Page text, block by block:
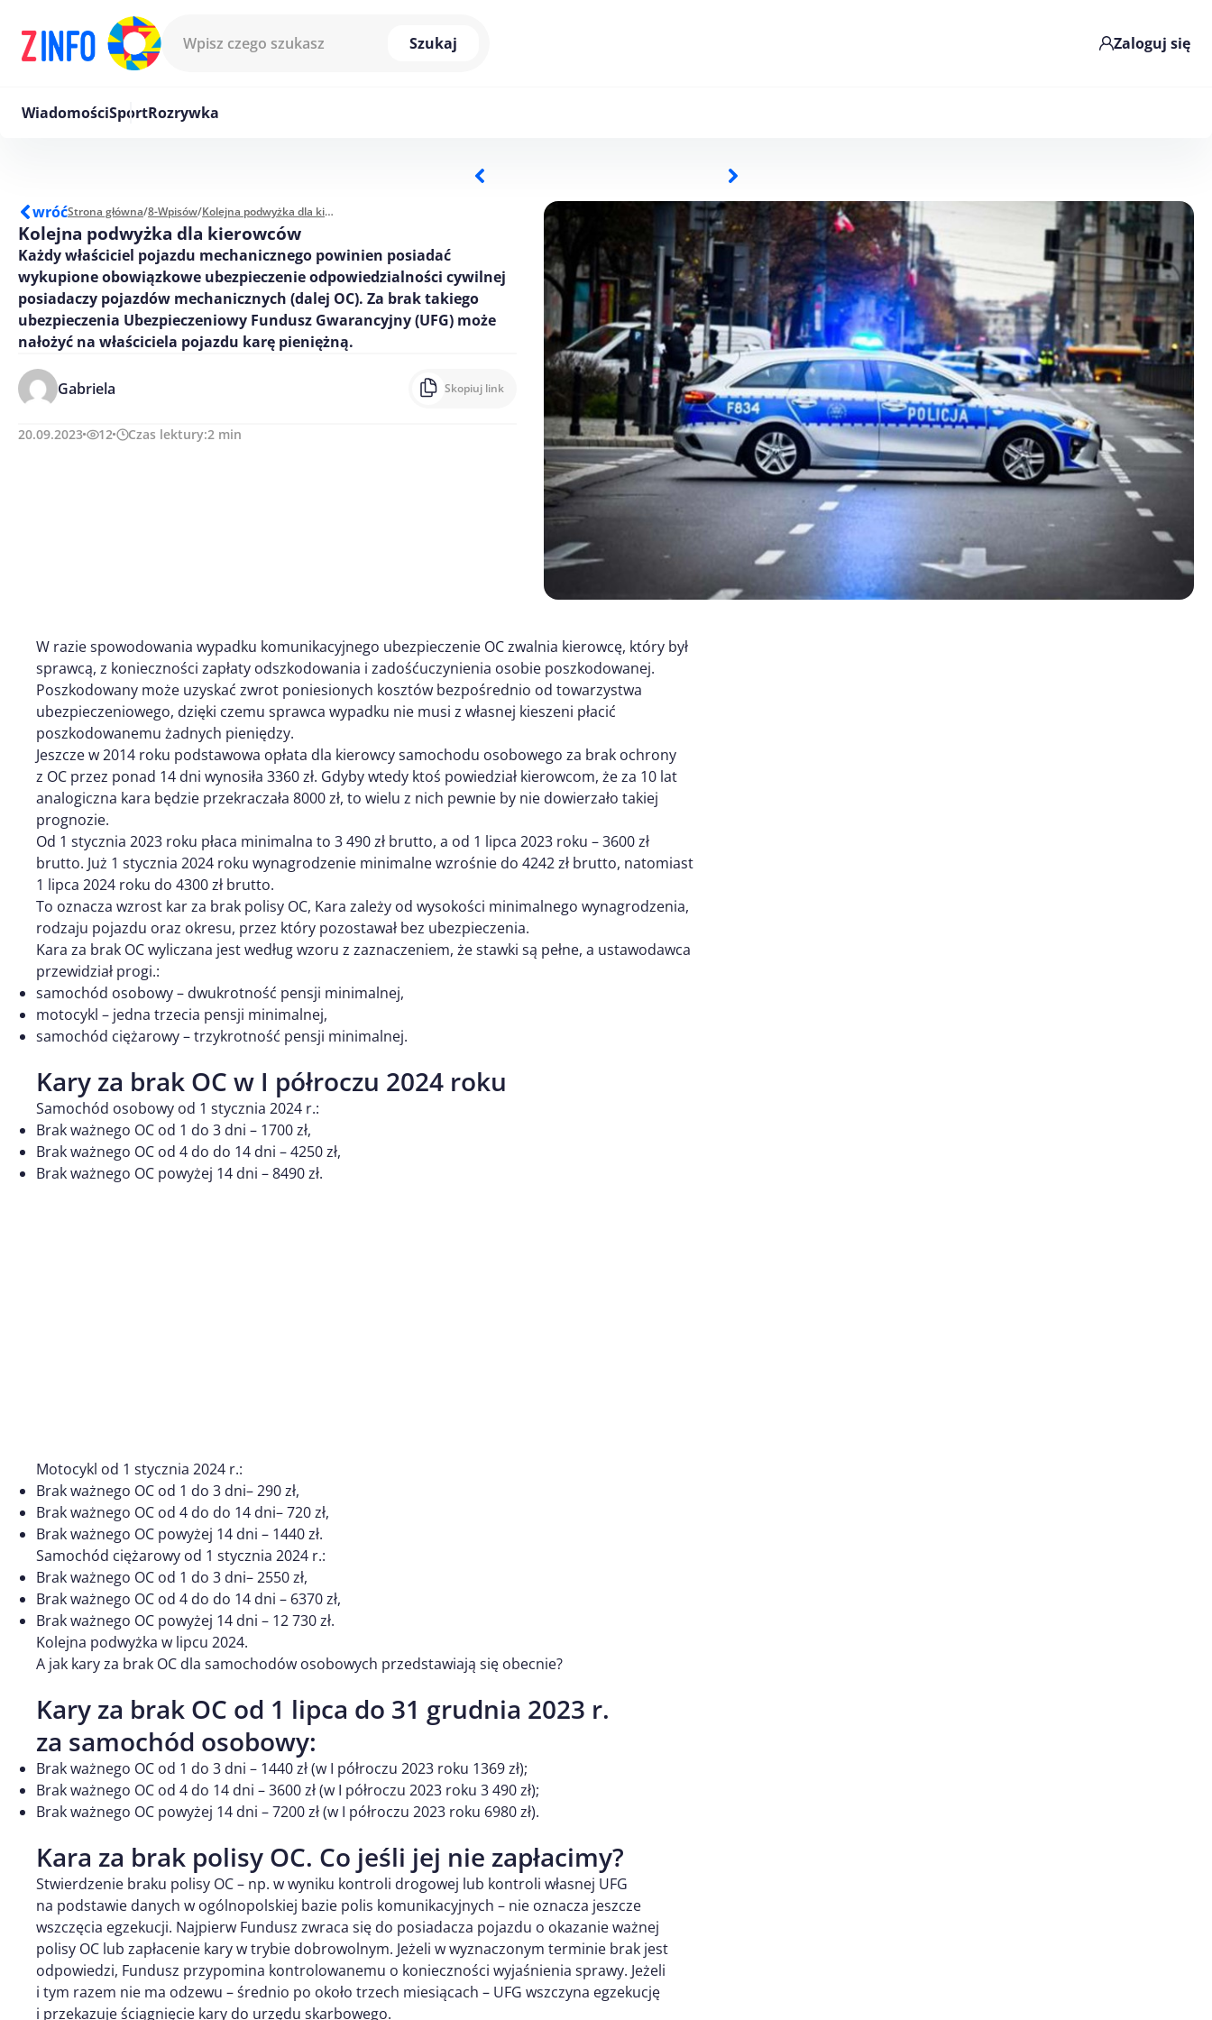
Szukaj
Zaloguj się
WiadomościSportRozrywka
wróćStrona główna/8-Wpisów/ Kolejna podwyżka dla kierowców
Kolejna podwyżka dla kierowców
Każdy właściciel pojazdu mechanicznego powinien posiadać
wykupione obowiązkowe ubezpieczenie odpowiedzialności cywilnej
posiadaczy pojazdów mechanicznych (dalej OC). Za brak takiego
ubezpieczenia Ubezpieczeniowy Fundusz Gwarancyjny (UFG) może
nałożyć na właściciela pojazdu karę pieniężną.
Gabriela Skopiuj link
20.09.2023 12 Czas lektury:2 min
W razie spowodowania wypadku komunikacyjnego ubezpieczenie OC zwalnia kierowcę, który był
sprawcą, z konieczności zapłaty odszkodowania i zadośćuczynienia osobie poszkodowanej.
Poszkodowany może uzyskać zwrot poniesionych kosztów bezpośrednio od towarzystwa
ubezpieczeniowego, dzięki czemu sprawca wypadku nie musi z własnej kieszeni płacić
poszkodowanemu żadnych pieniędzy.
Jeszcze w 2014 roku podstawowa opłata dla kierowcy samochodu osobowego za brak ochrony
z OC przez ponad 14 dni wynosiła 3360 zł. Gdyby wtedy ktoś powiedział kierowcom, że za 10 lat
analogiczna kara będzie przekraczała 8000 zł, to wielu z nich pewnie by nie dowierzało takiej
prognozie.
Od 1 stycznia 2023 roku płaca minimalna to 3 490 zł brutto, a od 1 lipca 2023 roku – 3600 zł
brutto. Już 1 stycznia 2024 roku wynagrodzenie minimalne wzrośnie do 4242 zł brutto, natomiast
1 lipca 2024 roku do 4300 zł brutto.
To oznacza wzrost kar za brak polisy OC, Kara zależy od wysokości minimalnego wynagrodzenia,
rodzaju pojazdu oraz okresu, przez który pozostawał bez ubezpieczenia.
Kara za brak OC wyliczana jest według wzoru z zaznaczeniem, że stawki są pełne, a ustawodawca
przewidział progi.:
samochód osobowy – dwukrotność pensji minimalnej,
motocykl – jedna trzecia pensji minimalnej,
samochód ciężarowy – trzykrotność pensji minimalnej.
Kary za brak OC w I półroczu 2024 roku
Samochód osobowy od 1 stycznia 2024 r.:
Brak ważnego OC od 1 do 3 dni – 1700 zł,
Brak ważnego OC od 4 do do 14 dni – 4250 zł,
Brak ważnego OC powyżej 14 dni – 8490 zł.
Motocykl od 1 stycznia 2024 r.:
Brak ważnego OC od 1 do 3 dni– 290 zł,
Brak ważnego OC od 4 do do 14 dni– 720 zł,
Brak ważnego OC powyżej 14 dni – 1440 zł.
Samochód ciężarowy od 1 stycznia 2024 r.:
Brak ważnego OC od 1 do 3 dni– 2550 zł,
Brak ważnego OC od 4 do do 14 dni – 6370 zł,
Brak ważnego OC powyżej 14 dni – 12 730 zł.
Kolejna podwyżka w lipcu 2024.
A jak kary za brak OC dla samochodów osobowych przedstawiają się obecnie?
Kary za brak OC od 1 lipca do 31 grudnia 2023 r.
za samochód osobowy:
Brak ważnego OC od 1 do 3 dni – 1440 zł (w I półroczu 2023 roku 1369 zł);
Brak ważnego OC od 4 do 14 dni – 3600 zł (w I półroczu 2023 roku 3 490 zł);
Brak ważnego OC powyżej 14 dni – 7200 zł (w I półroczu 2023 roku 6980 zł).
Kara za brak polisy OC. Co jeśli jej nie zapłacimy?
Stwierdzenie braku polisy OC – np. w wyniku kontroli drogowej lub kontroli własnej UFG
na podstawie danych w ogólnopolskiej bazie polis komunikacyjnych – nie oznacza jeszcze
wszczęcia egzekucji. Najpierw Fundusz zwraca się do posiadacza pojazdu o okazanie ważnej
polisy OC lub zapłacenie kary w trybie dobrowolnym. Jeżeli w wyznaczonym terminie brak jest
odpowiedzi, Fundusz przypomina kontrolowanemu o konieczności wyjaśnienia sprawy. Jeżeli
i tym razem nie ma odzewu – średnio po około trzech miesiącach – UFG wszczyna egzekucję
i przekazuje ściągnięcie kary do urzędu skarbowego.